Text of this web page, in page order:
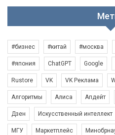
#бизнес #китай #москва
#япония ChatGPT Google
Rustore VK VK Реклама
Алгоритмы Алиса Апдейт
Дзен Искусственный интеллект
МГУ Маркетплейс